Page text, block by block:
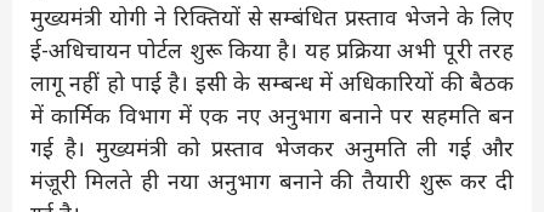
मुख्यमंत्री योगी ने रिक्तियों से सम्बंधित प्रस्ताव भेजने के लिए
ई-अधिचायन पोर्टल शुरू किया है। यह प्रक्रिया अभी पूरी तरह
लागू नहीं हो पाई है। इसी के सम्बन्ध में अधिकारियों की बैठक
में कार्मिक विभाग में एक नए अनुभाग बनाने पर सहमति बन
गई है। मुख्यमंत्री को प्रस्ताव भेजकर अनुमति ली गई और
मंज़ूरी मिलते ही नया अनुभाग बनाने की तैयारी शुरू कर दी